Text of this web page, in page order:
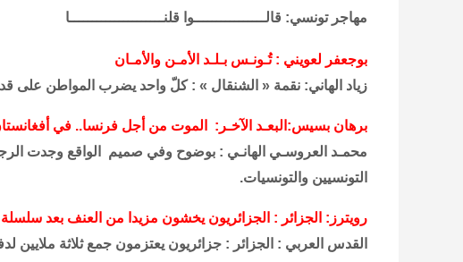
مهاجر تونسي: قالــــــــــــــــوا قلنـــــــــــــــــــــا
بوجعفر لعويني : تُـونـس بـلـد الأمـن والأمـان
زياد الهاني: نقمة « الشنقال » : كلّ واحد يضرب المواطن على
برهان بسيس:البعـد الآخـر: الموت من أجل فرنسا.. في
محمـد العروسـي الهانـي : بوضوح وفي صميم الواقع وجدت
التونسيين والتونسيات.
رويترز: الجزائر : الجزائريون يخشون مزيدا من العنف بعد
القدس العربي : الجزائر : جزائريون يعتزمون جمع ثلاثة ملايين